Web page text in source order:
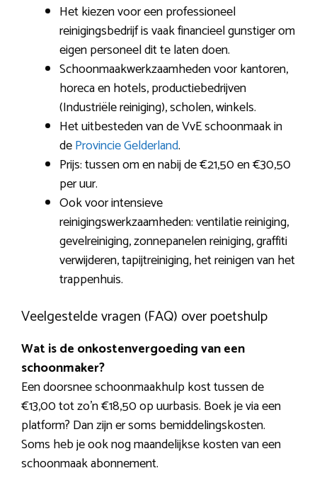
Het kiezen voor een professioneel
reinigingsbedrijf is vaak financieel gunstiger om
eigen personeel dit te laten doen.
Schoonmaakwerkzaamheden voor kantoren,
horeca en hotels, productiebedrijven
(Industriële reiniging), scholen, winkels.
Het uitbesteden van de VvE schoonmaak in
deProvincie Gelderland.
Prijs: tussen om en nabij de €21,50 en €30,50
per uur.
Ook voor intensieve
reinigingswerkzaamheden: ventilatie reiniging,
gevelreiniging, zonnepanelen reiniging, graffiti
verwijderen, tapijtreiniging, het reinigen van het
trappenhuis.
Veelgestelde vragen (FAQ) over poetshulp
Wat is de onkostenvergoeding van een
schoonmaker?
Een doorsnee schoonmaakhulp kost tussen de
€13,00 tot zo’n €18,50 op uurbasis. Boek je via een
platform? Dan zijn er soms bemiddelingskosten.
Soms heb je ook nog maandelijkse kosten van een
schoonmaak abonnement.